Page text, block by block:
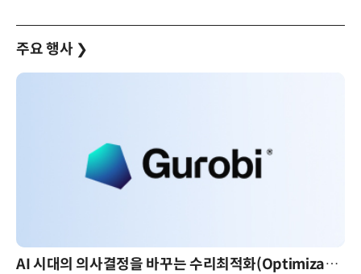
주요 행사 ❯
AI 시대의 의사결정을 바꾸는 수리최적화(Optimization): 실제 산업 적용 사례와 활용 전략